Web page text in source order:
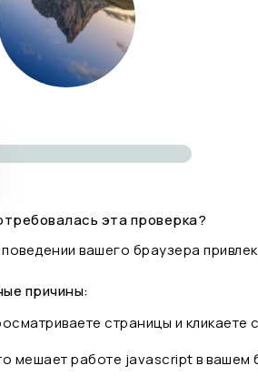
эта проверка?
вашего браузера
причины:
страницы и
мешает работе javascript в вашем